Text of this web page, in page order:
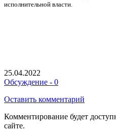
исполнительной власти.
25.04.2022
Обсуждение - 0
Оставить комментарий
Комментирование будет
сайте.